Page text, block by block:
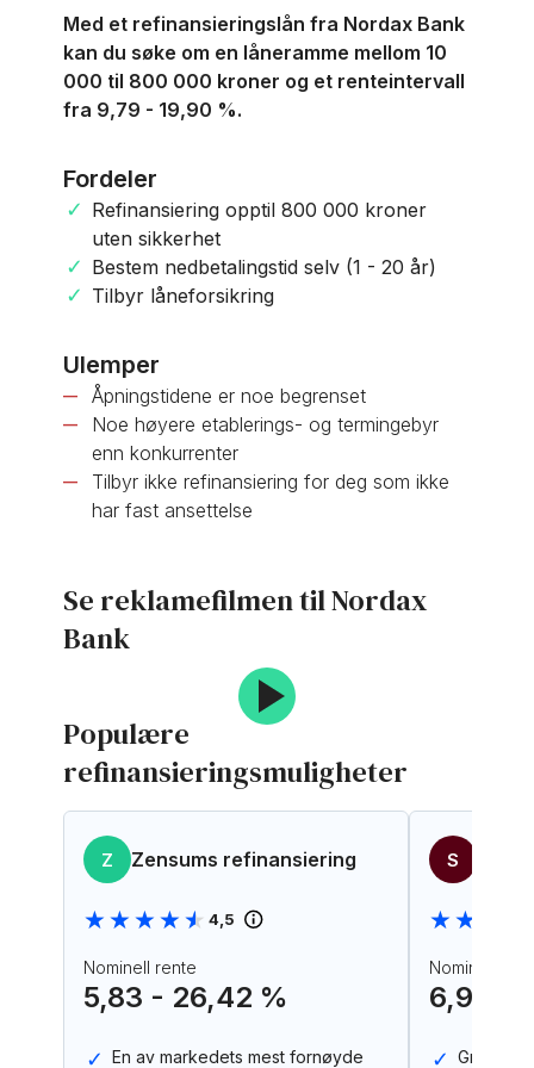
For å overføre penger til Nordax, logg inn på
din nettbank og velg "overføring til annen
bank". Oppgi ditt Nordax kontonummer og din
personlige referanse. Alternativt kan du bruke
og finne kontodetaljene der. Husk å
dobbeltsjekke all informasjon før du
gjennomfører overføringen.
Med et refinansieringslån fra Nordax Bank
kan du søke om en låneramme mellom 10
000 til 800 000 kroner og et renteintervall
fra 9,79 - 19,90 %.
Fordeler
Refinansiering opptil 800 000 kroner
uten sikkerhet
Bestem nedbetalingstid selv (1 - 20 år)
Tilbyr låneforsikring
Ulemper
Åpningstidene er noe begrenset
Noe høyere etablerings- og termingebyr
enn konkurrenter
Tilbyr ikke refinansiering for deg som ikke
har fast ansettelse
Se reklamefilmen til Nordax
Bank
Populære
refinansieringsmuligheter
Z Zensums refinansiering
★★★★★
★★★★★ 4,5
Nominell rente
5,83 - 26,42 %
En av markedets mest fornøyde
S
Nominell
6,90 -
Gratis